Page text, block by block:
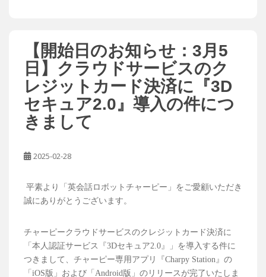
【開始日のお知らせ：3月5
日】クラウドサービスのク
レジットカード決済に『3D
セキュア2.0』導入の件につ
きまして
2025-02-28
平素より「英会話ロボットチャーピー」をご愛顧いただき
誠にありがとうございます。
チャーピークラウドサービスのクレジットカード決済に
「本人認証サービス『3Dセキュア2.0』」を導入する件に
つきまして、チャーピー専用アプリ『Charpy Station』の
「iOS版」および「Android版」のリリースが完了いたしま